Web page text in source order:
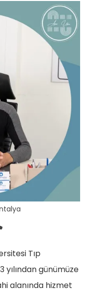
Tıp
yılından günümüze
alanında hizmet